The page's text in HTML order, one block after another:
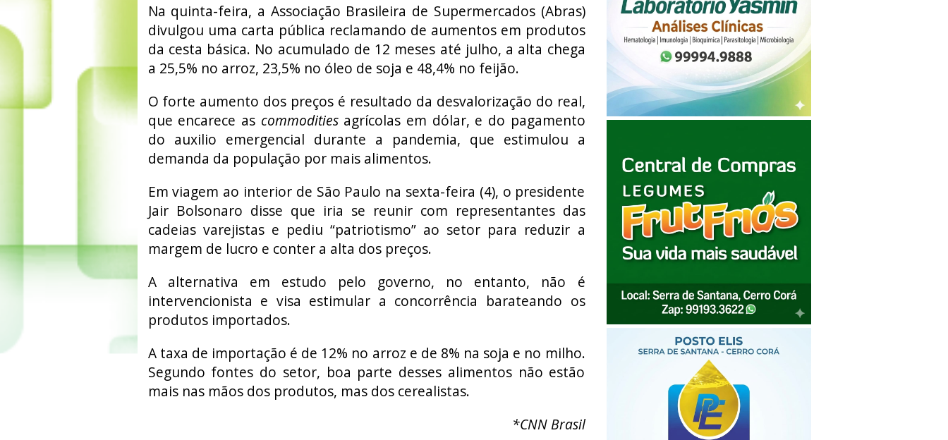
Na quinta-feira, a Associação Brasileira de Supermercados (Abras)
divulgou uma carta pública reclamando de aumentos em produtos
da cesta básica. No acumulado de 12 meses até julho, a alta chega
a 25,5% no arroz, 23,5% no óleo de soja e 48,4% no feijão.
O forte aumento dos preços é resultado da desvalorização do real,
que encarece as commoditiesagrícolas em dólar, e do pagamento
do auxilio emergencial durante a pandemia, que estimulou a
demanda da população por mais alimentos.
Em viagem ao interior de São Paulo na sexta-feira (4), o presidente
Jair Bolsonaro disse que iria se reunir com representantes das
cadeias varejistas e pediu “patriotismo” ao setor para reduzir a
margem de lucro e conter a alta dos preços.
A alternativa em estudo pelo governo, no entanto, não é
intervencionista e visa estimular a concorrência barateando os
produtos importados.
A taxa de importação é de 12% no arroz e de 8% na soja e no milho.
Segundo fontes do setor, boa parte desses alimentos não estão
mais nas mãos dos produtos, mas dos cerealistas.
*CNN Brasil